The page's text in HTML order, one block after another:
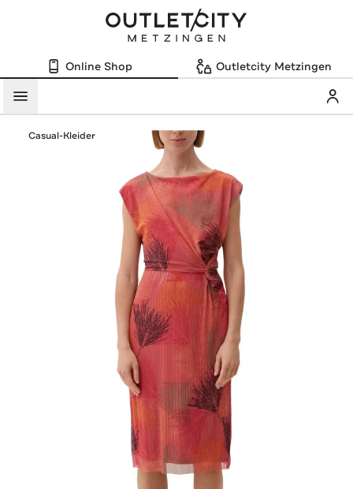
Online Shop Outletcity Metzingen
Menü
Casual-Kleider